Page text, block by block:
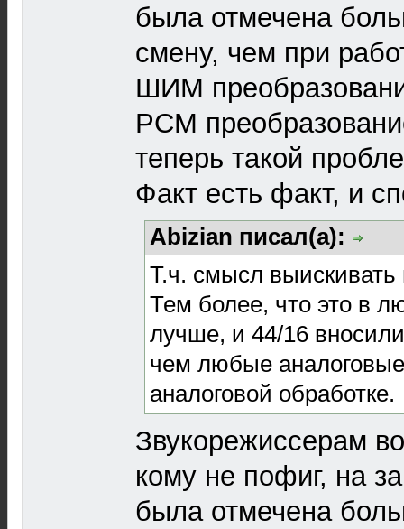
была отмечена
смену, чем при
ШИМ
РСМ
теперь такой
Факт есть факт, и
Abizian писал(а):
Т.ч. смысл выискивать
Тем более, что это в
лучше, и 44/16
чем любые
аналоговой обработке.
Звукорежиссерам
кому не пофиг, на
была отмечена